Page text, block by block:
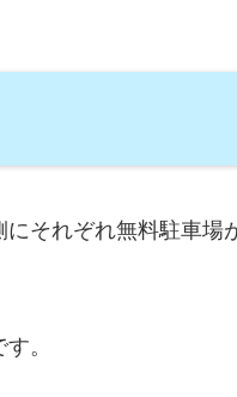
それぞれ無料駐車場
。